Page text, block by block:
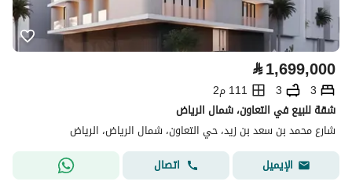
⃁1,699,000
3
3
111 م2
شقة للبيع في التعاون، شمال الرياض
شارع محمد بن سعد بن زيد، حي التعاون، شمال الرياض، الرياض
الإيميل
اتصال